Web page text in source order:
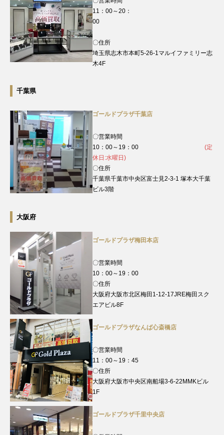
11：00～20：
00
〇住所
埼玉県志木市本町5-26-1マルイファミリー志
木4F
千葉県
ゴールドプラザ千葉店
〇営業時間
10：00～19：00 (定
休日:水曜日)
〇住所
千葉県千葉市中央区富士見2-3-1 塚本大千葉
ビル3階
大阪府
ゴールドプラザ梅田本店
〇営業時間
10：00～19：00
〇住所
大阪府大阪市北区梅田1-12-17JRE梅田スク
エアビル8F
ゴールドプラザなんば心斎橋店
〇営業時間
11：00～19：45
〇住所
大阪府大阪市中央区南船場3-6-22MMKビル
1F
ゴールドプラザ千里中央店